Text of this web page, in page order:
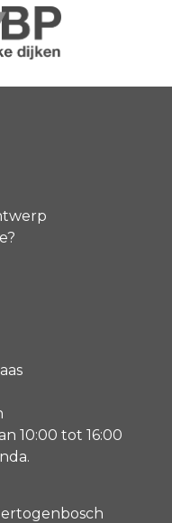
10:00 tot 16:00
.